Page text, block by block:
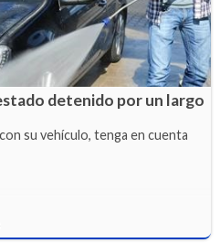
detenido por un largo
su vehículo, tenga en cuenta